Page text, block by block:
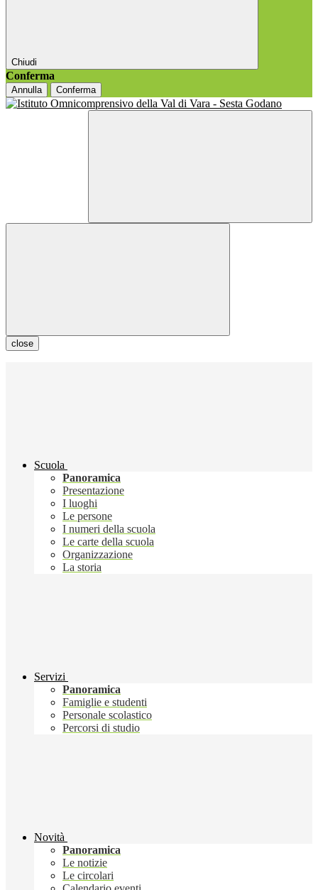
Chiudi
Conferma
Annulla Conferma
close
Scuola
Panoramica
Presentazione
I luoghi
Le persone
I numeri della scuola
Le carte della scuola
Organizzazione
La storia
Servizi
Panoramica
Famiglie e studenti
Personale scolastico
Percorsi di studio
Novità
Panoramica
Le notizie
Le circolari